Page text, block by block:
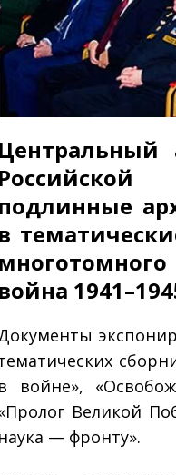
Центральный
подлинные
в
многотомного
война
в войне»,
Великой
наука — фронту».